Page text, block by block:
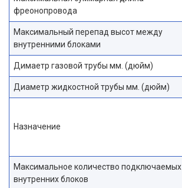
фреонопровода
Максимальный перепад высот между
внутренними блоками
Димаетр газовой трубы мм. (дюйм)
Диаметр жидкостной трубы мм. (дюйм)
Назначение
Максимальное количество подключаемых
внутренних блоков